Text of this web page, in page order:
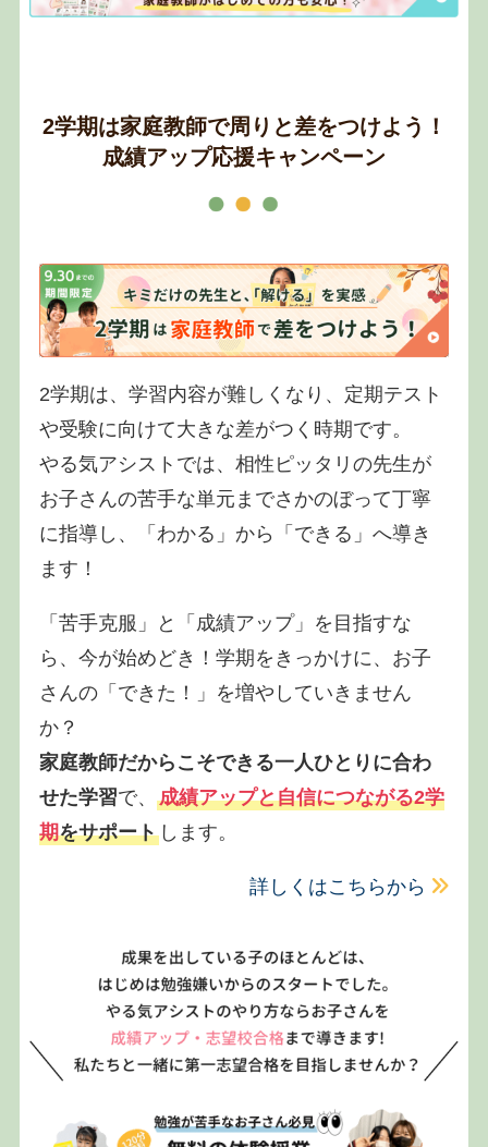
2学期は家庭教師で周りと差をつけよう！
成績アップ応援キャンペーン
2学期は、学習内容が難しくなり、定期テスト
や受験に向けて大きな差がつく時期です。
やる気アシストでは、相性ピッタリの先生が
お子さんの苦手な単元までさかのぼって丁寧
に指導し、「わかる」から「できる」へ導き
ます！
「苦手克服」と「成績アップ」を目指すな
ら、今が始めどき！学期をきっかけに、お子
さんの「できた！」を増やしていきません
か？
家庭教師だからこそできる一人ひとりに合わ
せた学習で、 成績アップと自信につながる2学
期をサポートします。
詳しくはこちらから